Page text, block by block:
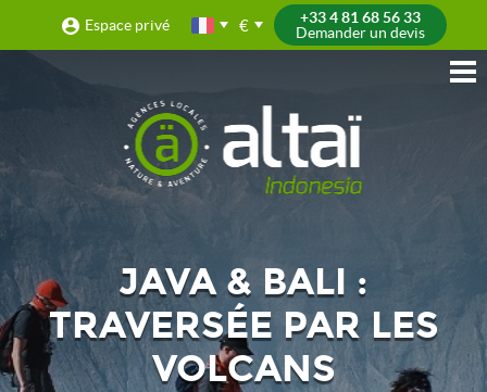
Espace privé €
+33 4 81 68 56 33
Demander un devis
JAVA & BALI :
TRAVERSÉE PAR LES
VOLCANS